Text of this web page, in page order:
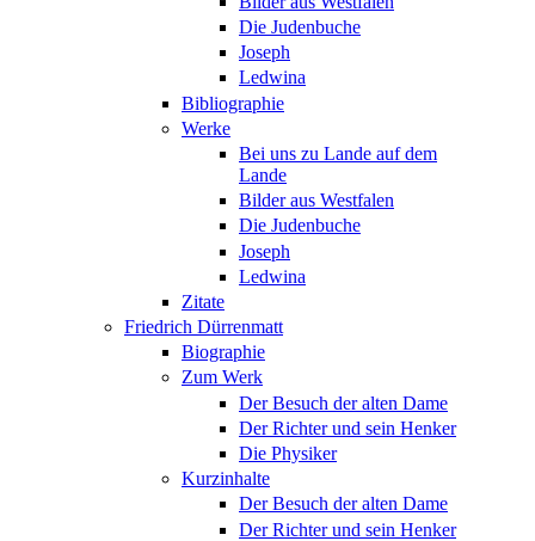
Die Judenbuche
Joseph
Ledwina
Bibliographie
Werke
Bei uns zu Lande auf dem
Lande
Bilder aus Westfalen
Die Judenbuche
Joseph
Ledwina
Zitate
Friedrich Dürrenmatt
Biographie
Zum Werk
Der Besuch der alten Dame
Der Richter und sein Henker
Die Physiker
Kurzinhalte
Der Besuch der alten Dame
Der Richter und sein Henker